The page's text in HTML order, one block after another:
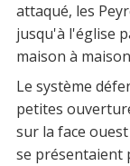
attaqué, les
jusqu'à l'église
maison à
Le système
petites
sur la face
se présentaient